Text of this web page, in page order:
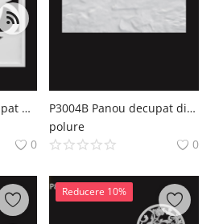
Panel Decorativ Decupat din Poliuretan 57x57x4 cm
0
P3004B Panou decupat din poliuretan
polure
0
Reducere 10%